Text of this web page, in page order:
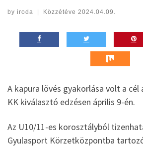
by iroda | Közzétéve 2024.04.09.
A kapura lövés gyakorlása volt a cél
KK kiválasztó edzésen április 9-én.
Az U10/11-es korosztályból
Gyulasport Körzetközpontba